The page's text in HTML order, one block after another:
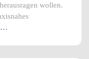
wollen.